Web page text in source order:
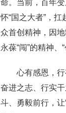
命。当前，百年
怀“国之大者”，
众首创精神，因
永葆“闯”的精神、
心有感恩，行有
奋进之志、行实
斗、勇毅前行，